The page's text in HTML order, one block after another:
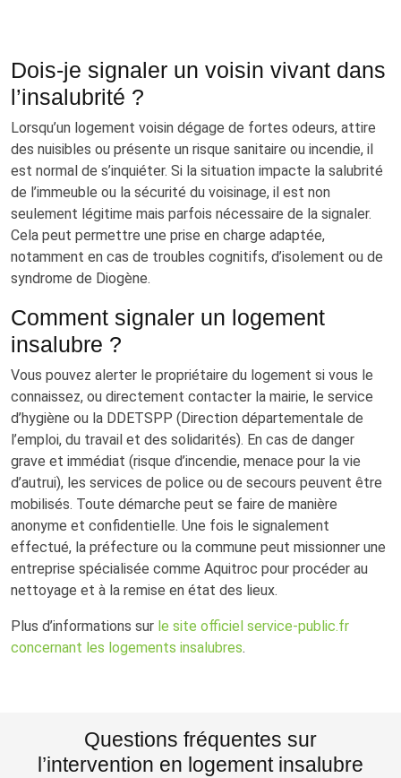
Dois-je signaler un voisin vivant dans
l’insalubrité ?
Lorsqu’un logement voisin dégage de fortes odeurs, attire
des nuisibles ou présente un risque sanitaire ou incendie, il
est normal de s’inquiéter. Si la situation impacte la salubrité
de l’immeuble ou la sécurité du voisinage, il est non
seulement légitime mais parfois nécessaire de la signaler.
Cela peut permettre une prise en charge adaptée,
notamment en cas de troubles cognitifs, d’isolement ou de
syndrome de Diogène.
Comment signaler un logement
insalubre ?
Vous pouvez alerter le propriétaire du logement si vous le
connaissez, ou directement contacter la mairie, le service
d’hygiène ou la DDETSPP (Direction départementale de
l’emploi, du travail et des solidarités). En cas de danger
grave et immédiat (risque d’incendie, menace pour la vie
d’autrui), les services de police ou de secours peuvent être
mobilisés. Toute démarche peut se faire de manière
anonyme et confidentielle. Une fois le signalement
effectué, la préfecture ou la commune peut missionner une
entreprise spécialisée comme Aquitroc pour procéder au
nettoyage et à la remise en état des lieux.
Plus d’informations sur le site officiel service-public.fr
concernant les logements insalubres.
Questions fréquentes sur
l’intervention en logement insalubre